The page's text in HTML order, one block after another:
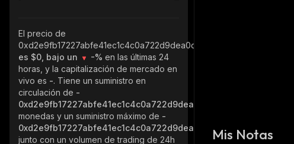
El precio de
0xd2e9fb17227abfe41ec1c4c0a722d9dea0c99999_binance_smart
es $0, bajo un
-% en las últimas 24
horas, y la capitalización de mercado en
vivo es -. Tiene un suministro en
circulación de -
0xd2e9fb17227abfe41ec1c4c0a722d9dea0c99999_binance_smart
monedas y un suministro máximo de -
0xd2e9fb17227abfe41ec1c4c0a722d9dea0c99999_binance_smart
junto con un volumen de trading de 24h
Mis Notas